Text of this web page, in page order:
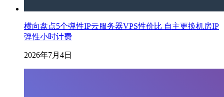
横向盘点5个弹性IP云服务器VPS性价比 自主更换机房IP
弹性小时计费
2026年7月4日